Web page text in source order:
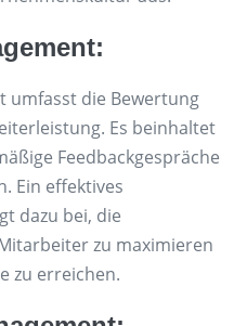
umfasst die Bewertung
Es beinhaltet
Feedbackgespräche
Ein effektives
dazu bei, die
zu maximieren
zu erreichen.